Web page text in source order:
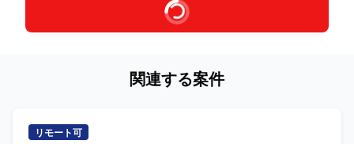
関連する案件
リモート可